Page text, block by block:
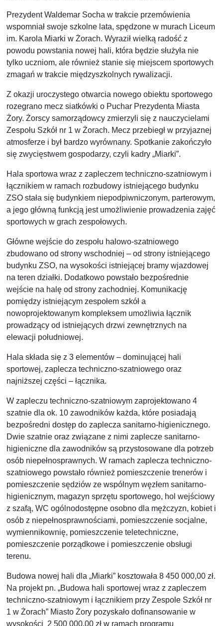
Prezydent Waldemar Socha w trakcie przemówienia
wspomniał swoje szkolne lata, spędzone w murach Liceum
im. Karola Miarki w Żorach. Wyraził wielką radość z
powodu powstania nowej hali, która będzie służyła nie
tylko uczniom, ale również stanie się miejscem sportowych
zmagań w trakcie międzyszkolnych rywalizacji.
Z okazji uroczystego otwarcia nowego obiektu sportowego
rozegrano mecz siatkówki o Puchar Prezydenta Miasta
Żory. Żorscy samorządowcy zmierzyli się z nauczycielami
Zespołu Szkół nr 1 w Żorach. Mecz przebiegł w przyjaznej
atmosferze i był bardzo wyrównany. Spotkanie zakończyło
się zwycięstwem gospodarzy, czyli kadry „Miarki”.
Hala sportowa wraz z zapleczem techniczno-szatniowym i
łącznikiem w ramach rozbudowy istniejącego budynku
ZSO stała się budynkiem niepodpiwniczonym, parterowym,
a jego główną funkcją jest umożliwienie prowadzenia zajęć
sportowych w grach zespołowych.
Główne wejście do zespołu halowo-szatniowego
zbudowano od strony wschodniej – od strony istniejącego
budynku ZSO, na wysokości istniejącej bramy wjazdowej
na teren działki. Dodatkowo powstało bezpośrednie
wejście na halę od strony zachodniej. Komunikację
pomiędzy istniejącym zespołem szkół a
nowoprojektowanym kompleksem umożliwia łącznik
prowadzący od istniejących drzwi zewnętrznych na
elewacji południowej.
Hala składa się z 3 elementów – dominującej hali
sportowej, zaplecza techniczno-szatniowego oraz
najniższej części – łącznika.
W zapleczu techniczno-szatniowym zaprojektowano 4
szatnie dla ok. 10 zawodników każda, które posiadają
bezpośredni dostęp do zaplecza sanitarno-higienicznego.
Dwie szatnie oraz związane z nimi zaplecze sanitarno-
higieniczne dla zawodników są przystosowane dla potrzeb
osób niepełnosprawnych. W ramach zaplecza techniczno-
szatniowego powstało również pomieszczenie trenerów i
pomieszczenie sędziów ze wspólnym węzłem sanitarno-
higienicznym, magazyn sprzętu sportowego, hol wejściowy
z szafą, WC ogólnodostępne osobno dla mężczyzn, kobiet i
osób z niepełnosprawnościami, pomieszczenie socjalne,
wymiennikownię, pomieszczenie teletechniczne,
pomieszczenie porządkowe i pomieszczenie obsługi
terenu.
Budowa nowej hali dla „Miarki” kosztowała 8 450 000,00 zł.
Na projekt pn. „Budowa hali sportowej wraz z zapleczem
techniczno-szatniowym i łącznikiem przy Zespole Szkół nr
1 w Żorach” Miasto Żory pozyskało dofinansowanie w
wysokości 2 500 000,00 zł w ramach programu